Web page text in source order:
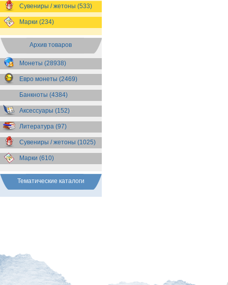
Бенин(4)
Бермуды(1)
Болгария(43)
Босния и Герцеговина
Ботсвана
Бразилия(55)
Брит. Антарктические
территории(36)
Брит. Виргинские острова(47)
Брит. Восточная Африка
Брит. Западная Африка(25)
Брит. Ост-Индийская компания
(11)
Брит. территория в Индийском
океане(24)
Бруней(4)
Бурунди(2)
Бутан(10)
Ватикан(85)
Великобритания(308)
Венгрия(178)
Гайана(8)
Гамбия (11)
Сувениры / жетоны (533)
Марки (234)
Архив товаров
Монеты (28938)
Евро монеты (2469)
Банкноты (4384)
Аксессуары (152)
Литература (97)
Сувениры / жетоны (1025)
Марки (610)
Тематические каталоги